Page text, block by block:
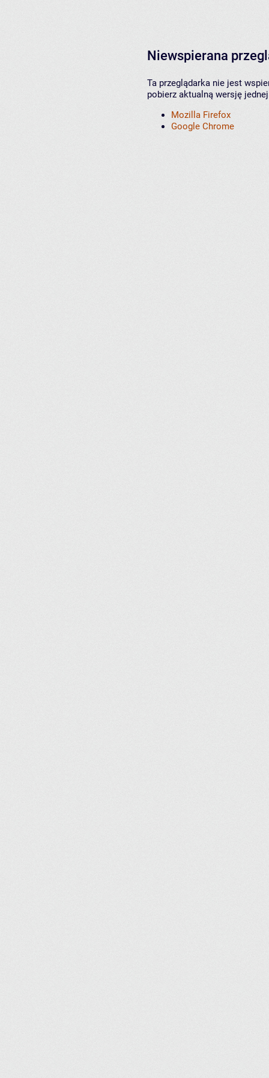
Niewspierana
Ta przeglądarka nie jest
pobierz aktualną wersję
Mozilla Firefox
Google Chrome